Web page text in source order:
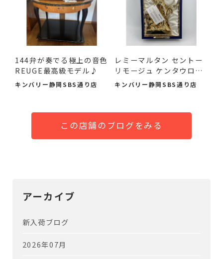
144弁が奏でる極上の音色
REUGE最高級モデル♪
キンバリー静岡SBS通り店
レミーマルタン セントー
リモージュ ケンタウロ
ス...
キンバリー静岡SBS通り店
この店舗のブログをみる
アーカイブ
新入荷ブログ
2026年07月